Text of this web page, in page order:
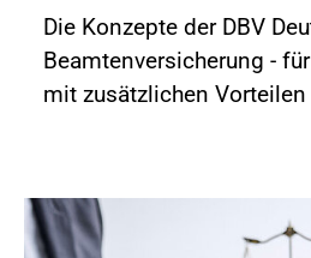
Die Konzepte der DBV
Beamtenversicherung -
mit zusätzlichen Vorteilen